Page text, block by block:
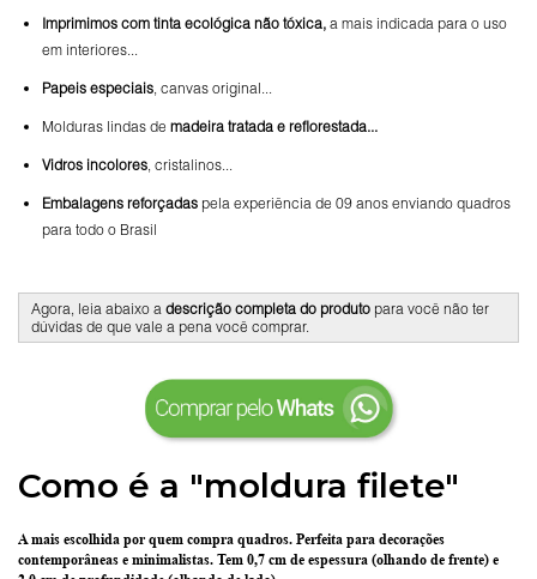
Imprimimos com tinta ecológica não tóxica, a mais indicada para o uso
em interiores...
Papeis especiais, canvas original...
Molduras lindas de madeira tratada e reflorestada...
Vidros incolores, cristalinos...
Embalagens reforçadas pela experiência de 09 anos enviando quadros
para todo o Brasil
Agora, leia abaixo a descrição completa do produto para você não ter
dúvidas de que vale a pena você comprar.
Como é a "moldura filete"
A mais escolhida por quem compra quadros. Perfeita para decorações
contemporâneas e minimalistas. Tem 0,7 cm de espessura (olhando de frente) e